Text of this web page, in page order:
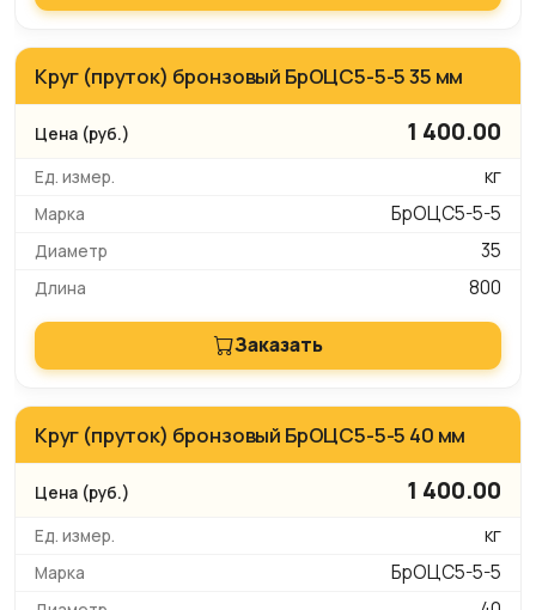
Круг (пруток) бронзовый БрОЦС5-5-5 35 мм
1 400.00
кг
БрОЦС5-5-5
35
800
Заказать
Круг (пруток) бронзовый БрОЦС5-5-5 40 мм
1 400.00
кг
БрОЦС5-5-5